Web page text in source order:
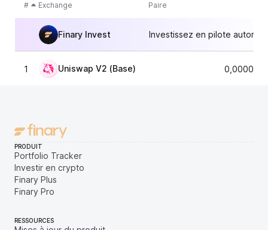
# Exchange Paire
Finary Invest Investissez en pilote
1 Uniswap V2 (Base)
PRODUIT
Portfolio Tracker
Investir en crypto
Finary Plus
Finary Pro
RESSOURCES